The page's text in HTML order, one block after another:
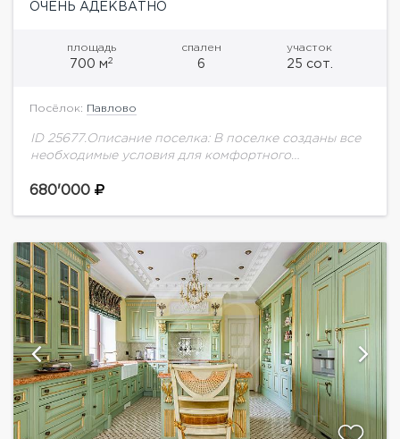
ОЧЕНЬ АДЕКВАТНО
площадь
700 м2
спален
6
участок
25 сот.
Посёлок: Павлово
ID 25677.Описание поселка: В поселке созданы все
необходимые условия для комфортного
удобная транспортная доступность – одно из его
680'000